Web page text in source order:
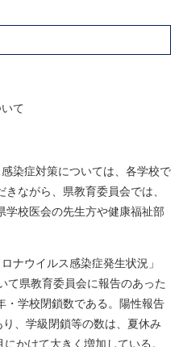
て
染症対策については、各学校で
ながら、県教育委員会では、
学校医会の先生方や健康福祉部
ナウイルス感染症発生状況」
て県教育委員会に報告のあった
・学校閉鎖数である。陽性報告
、学級閉鎖等の数は、夏休み
かけて大きく増加している。